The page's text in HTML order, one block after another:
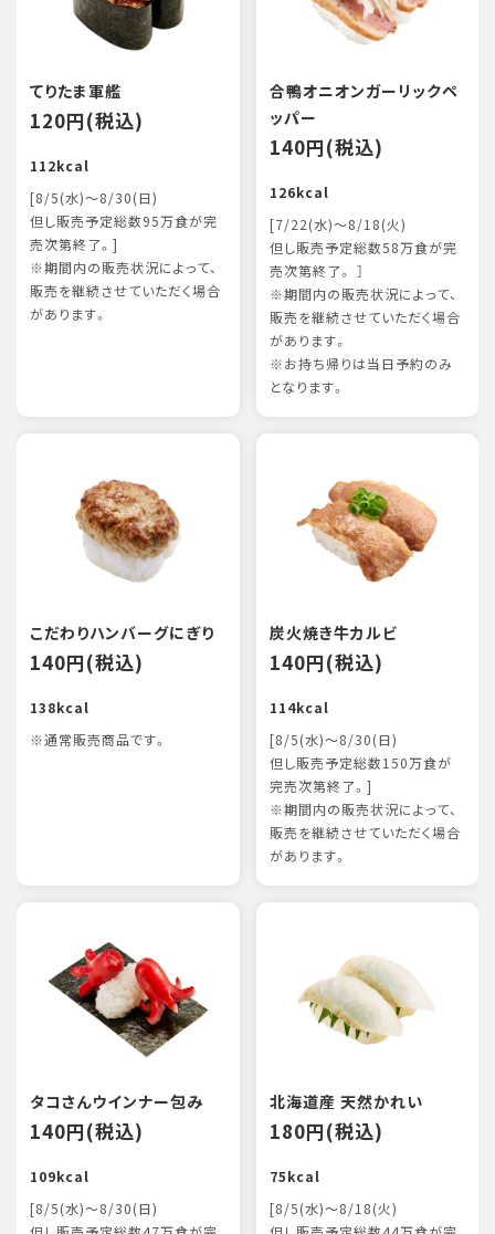
てりたま軍艦
120円(税込)
112kcal
[8/5(水)～8/30(日)
但し販売予定総数95万食が完
売次第終了。]
※期間内の販売状況によって、
販売を継続させていただく場合
があります。
合鴨オニオンガーリックペ
ッパー
140円(税込)
126kcal
[7/22(水)～8/18(火)
但し販売予定総数58万食が完
売次第終了。 ］
※期間内の販売状況によって、
販売を継続させていただく場合
があります。
※お持ち帰りは当日予約のみ
となります。
こだわりハンバーグにぎり
140円(税込)
138kcal
※通常販売商品です。
炭火焼き牛カルビ
140円(税込)
114kcal
[8/5(水)～8/30(日)
但し販売予定総数150万食が
完売次第終了。]
※期間内の販売状況によって、
販売を継続させていただく場合
があります。
タコさんウインナー包み
140円(税込)
109kcal
[8/5(水)～8/30(日)
北海道産 天然かれい
180円(税込)
75kcal
[8/5(水)～8/18(火)